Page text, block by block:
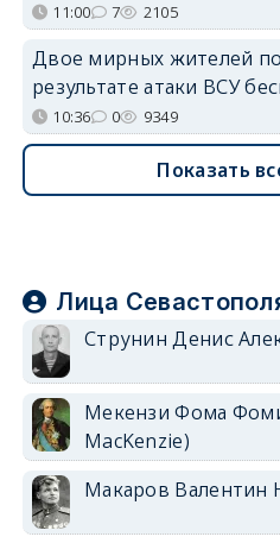
11:00 7 2105
Двое мирных жителей
результате атаки ВСУ
10:36 0 9349
Показать
Лица
Струнин Денис
Мекензи Фома
MacKenzie)
Макаров Валентин